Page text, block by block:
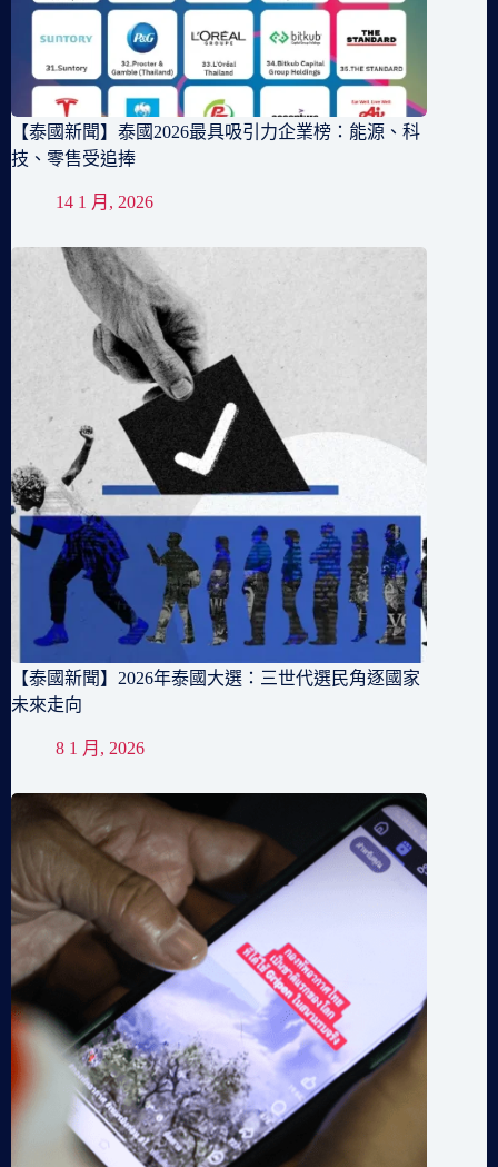
【泰國新聞】泰國2026最具吸引力企業榜：能源、科
技、零售受追捧
14 1 月, 2026
【泰國新聞】2026年泰國大選：三世代選民角逐國家
未來走向
8 1 月, 2026